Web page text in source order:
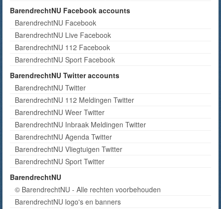
BarendrechtNU Facebook accounts
BarendrechtNU Facebook
BarendrechtNU Live Facebook
BarendrechtNU 112 Facebook
BarendrechtNU Sport Facebook
BarendrechtNU Twitter accounts
BarendrechtNU Twitter
BarendrechtNU 112 Meldingen Twitter
BarendrechtNU Weer Twitter
BarendrechtNU Inbraak Meldingen Twitter
BarendrechtNU Agenda Twitter
BarendrechtNU Vliegtuigen Twitter
BarendrechtNU Sport Twitter
BarendrechtNU
© BarendrechtNU - Alle rechten voorbehouden
BarendrechtNU logo's en banners